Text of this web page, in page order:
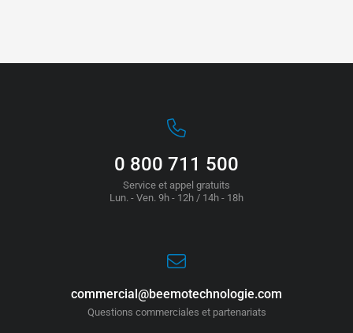
0 800 711 500
Service et appel gratuits
Lun. - Ven. 9h - 12h / 14h - 18h
commercial@beemotechnologie.com
Questions commerciales et partenariats